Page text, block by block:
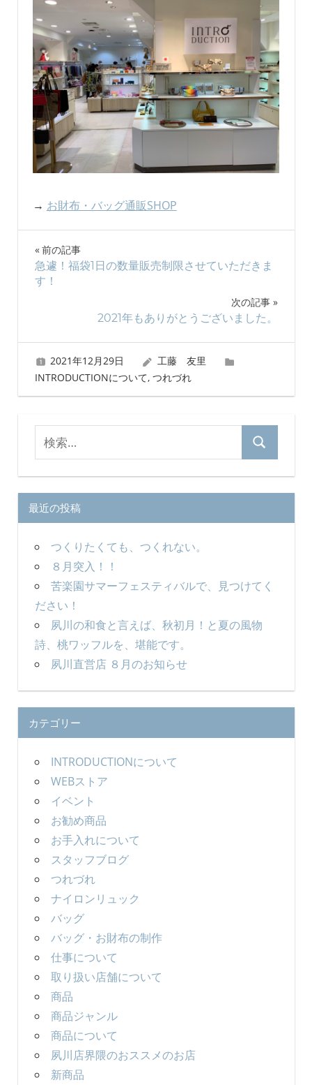
→ お財布・バッグ通販SHOP
投
稿
ビ
ゲ
ー
ョ
ン
前の記事
急遽！福袋1日の数量販売制限させていただきま
す！
次の記事
2021年もありがとうございました。
2021年12月29日
工藤 友里
INTRODUCTIONについて, つれづれ
対
象:
検
最近の投稿
つくりたくても、つくれない。
８月突入！！
苦楽園サマーフェスティバルで、見つけてく
ださい！
夙川の和食と言えば、秋初月！と夏の風物
詩、桃ワッフルを、堪能です。
夙川直営店 ８月のお知らせ
カテゴリー
INTRODUCTIONについて
WEBストア
イベント
お勧め商品
お手入れについて
スタッフブログ
つれづれ
ナイロンリュック
バッグ
バッグ・お財布の制作
仕事について
取り扱い店舗について
商品
商品ジャンル
商品について
夙川店界隈のおススメのお店
新商品